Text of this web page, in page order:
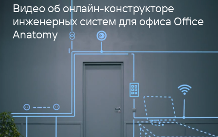
Видео об онлайн-конструкторе
инженерных систем для офиса Office
Anatomy